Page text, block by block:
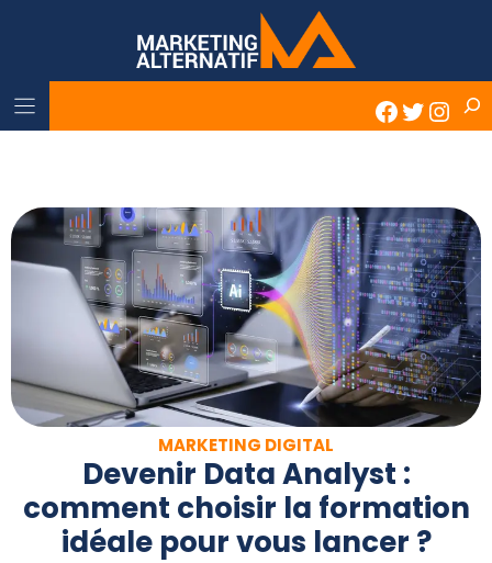
Twitter
MARKETING DIGITAL
Devenir Data Analyst :
comment choisir la formation
idéale pour vous lancer ?